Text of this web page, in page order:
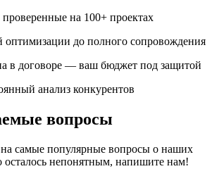
ищут товары и услуги через
которые переходят к конкурентам.
и количество заявок
к бренду
на 100+ проектах
оптимизации до полного сопровождения
в договоре — ваш бюджет под защитой
анализ конкурентов
вопросы
самые популярные вопросы о наших
осталось непонятным, напишите нам!